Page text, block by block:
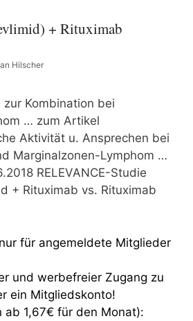
+ Rituximab
Hilscher
zur Kombination bei
… zum Artikel
Aktivität u. Ansprechen bei
Marginalzonen-Lymphom …
RELEVANCE-Studie
+ Rituximab vs. Rituximab
für angemeldete Mitglieder
und werbefreier Zugang zu
ein Mitgliedskonto!
ab 1,67€ für den Monat):